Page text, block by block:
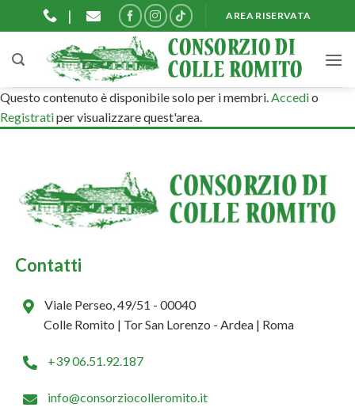
ai
contenuti
| AREA RISERVATA
Questo contenuto è disponibile solo per i membri.Accedio
Registratiper visualizzare quest'area.
Contatti
Viale Perseo, 49/51 - 00040
Colle Romito | Tor San Lorenzo - Ardea | Roma
+39 06.51.92.187
info@consorziocolleromito.it